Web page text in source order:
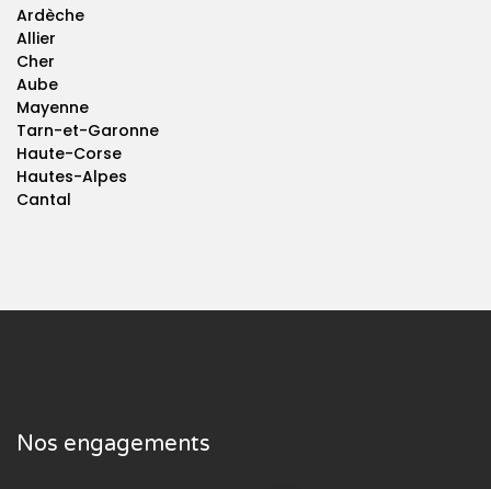
Ardèche
Allier
Cher
Aube
Mayenne
Tarn-et-Garonne
Haute-Corse
Hautes-Alpes
Cantal
Nos engagements